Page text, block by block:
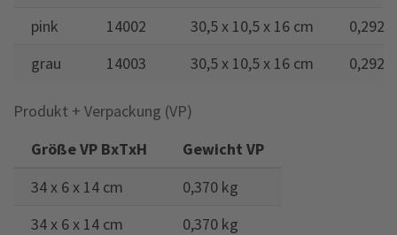
pink
14002 30,5 x 10,5 x 16 cm
0,292
grau
14003 30,5 x 10,5 x 16 cm 0,292
Produkt + Verpackung (VP)
Größe VP BxTxH
Gewicht VP
34 x 6 x 14 cm
0,370 kg
34 x 6 x 14 cm
0,370 kg